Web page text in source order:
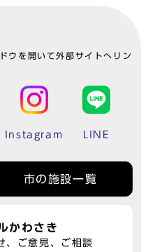
ウを開いて外部サイトへリン
Instagram LINE
市の施設一覧
かわさき
、ご意見、ご相談